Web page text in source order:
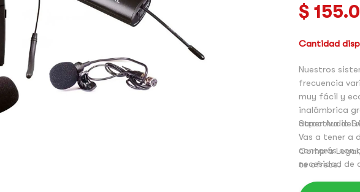
$
Cantidad
Nuestros
frecuencia
muy fácil y
inalámbrica
atractiva del
Vas a tener a
contarás con
necesidad de
Super Audio
Compra
te ofrece.